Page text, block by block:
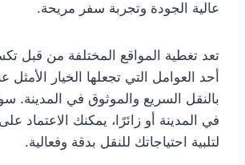
عالية الجودة وتجربة سفر مريحة.
تعد تغطية المواقع المختلفة من قبل
أحد العوامل التي تجعلها الخيار الأمثل
بالنقل السريع والموثوق في المدينة.
في المدينة أو زائرًا، يمكنك الاعتماد
لتلبية احتياجاتك للنقل بدقة وفعالية.